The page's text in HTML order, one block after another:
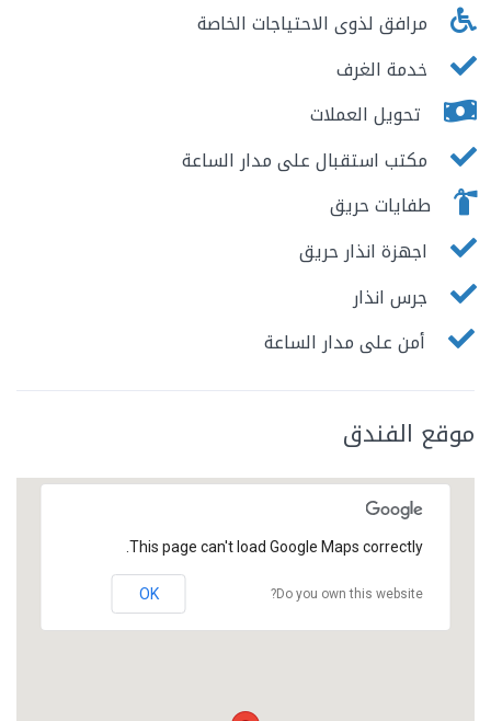
مرافق لذوى الاحتياجات الخاصة
خدمة الغرف
تحويل العملات
مكتب استقبال على مدار الساعة
طفايات حريق
اجهزة انذار حريق
جرس انذار
أمن على مدار الساعة
موقع الفندق
This page can't load Google Maps correctly.
Do you own this website?
OK